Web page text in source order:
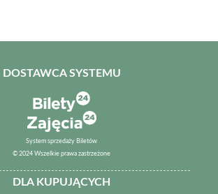
DOSTAWCA SYSTEMU
System sprzedaży Biletów
© 2024 Wszelkie prawa zastrzeżone
DLA KUPUJĄCYCH